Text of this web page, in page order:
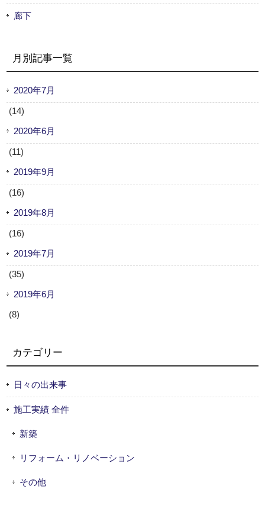
廊下
月別記事一覧
2020年7月
(14)
2020年6月
(11)
2019年9月
(16)
2019年8月
(16)
2019年7月
(35)
2019年6月
(8)
カテゴリー
日々の出来事
施工実績 全件
新築
リフォーム・リノベーション
その他